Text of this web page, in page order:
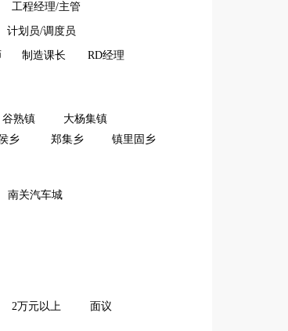
工程经理/主管
计划员/调度员
制造课长 RD经理
谷熟镇
大杨集镇
乡 郑集乡
镇里固乡
南关汽车城
2万元以上 面议